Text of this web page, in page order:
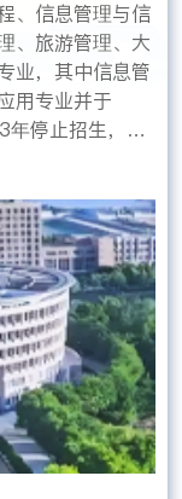
、信息管理与信
、旅游管理、大
业，其中信息管
用专业并于
停止招生，旅
月毕业，数字经
管理专业获批
流专业建设点